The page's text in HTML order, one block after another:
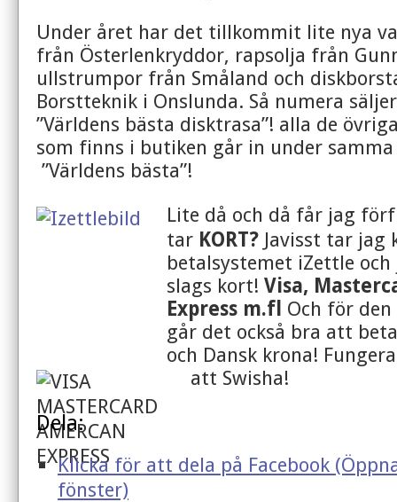
Under året har det tillkommit lite nya
från Österlenkryddor, rapsolja från
ullstrumpor från Småland och
Borstteknik i Onslunda. Så numera
”Världens bästa disktrasa”! alla de
som finns i butiken går in under
”Världens bästa”!
Lite då och då får jag
tar KORT? Javisst tar jag
betalsystemet iZettle
slags kort! Visa,
Express m.fl Och för den
går det också bra att
och Dansk krona!
att Swisha!
Dela:
Klicka för att dela på Facebook
fönster)